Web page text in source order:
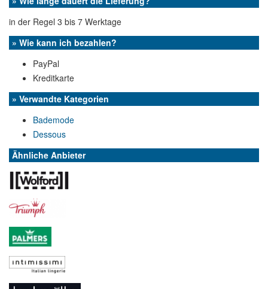
in der Regel 3 bis 7 Werktage
» Wie kann ich bezahlen?
PayPal
Kreditkarte
» Verwandte Kategorien
Bademode
Dessous
Ähnliche Anbieter